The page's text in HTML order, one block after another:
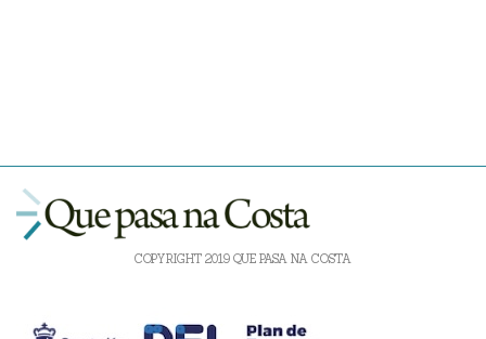
COPYRIGHT 2019 QUE PASA NA COSTA